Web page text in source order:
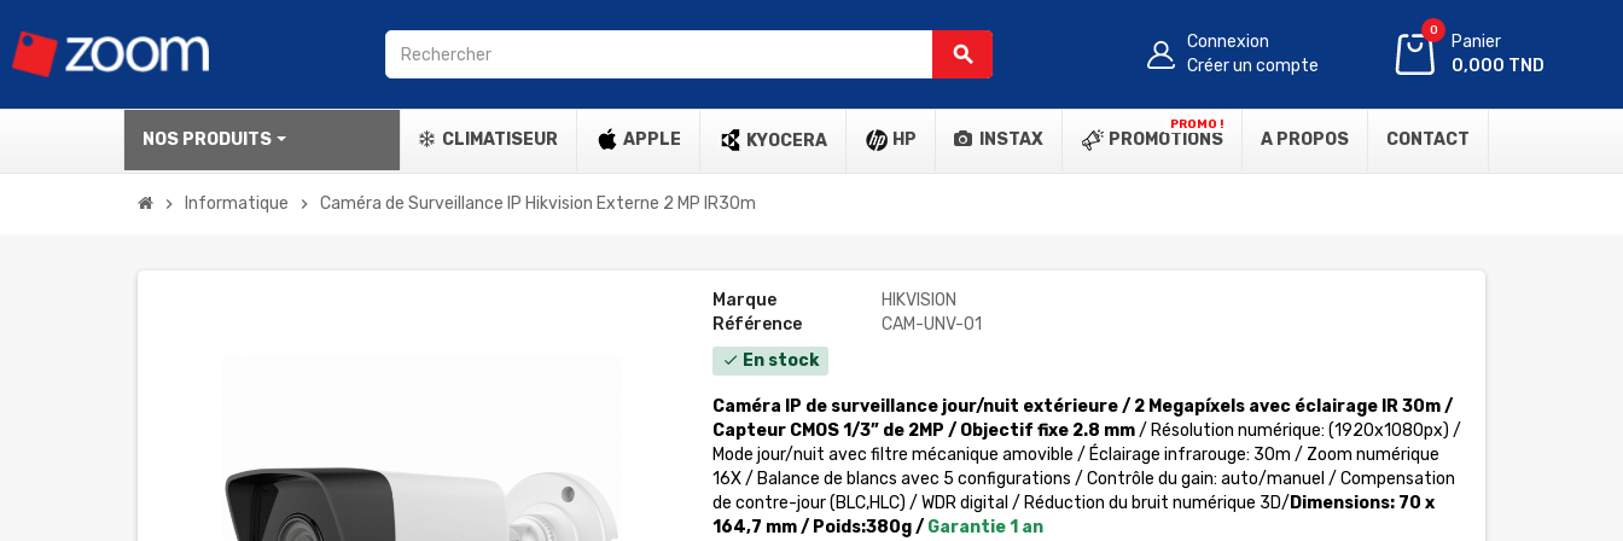
search
Connexion
Créer un compte
0
Panier
0,000 TND
NOS PRODUITS CLIMATISEUR APPLE KYOCERA HP INSTAX PROMOTIONS
PROMO !
A PROPOS CONTACT
chevron_right Informatique chevron_right Caméra de Surveillance IP Hikvision Externe 2 MP IR30m
Marque
HIKVISION
Référence
CAM-UNV-01
check En stock
Caméra IP de surveillance jour/nuit extérieure / 2 Megapíxels avec éclairage IR 30m /
Capteur CMOS 1/3” de 2MP / Objectif fixe 2.8 mm/ Résolution numérique: (1920x1080px) /
Mode jour/nuit avec filtre mécanique amovible / Éclairage infrarouge: 30m / Zoom numérique
16X / Balance de blancs avec 5 configurations / Contrôle du gain: auto/manuel / Compensation
de contre-jour (BLC,HLC) / WDR digital / Réduction du bruit numérique 3D/ Dimensions: 70 x
164,7 mm / Poids:380g /Garantie 1 an